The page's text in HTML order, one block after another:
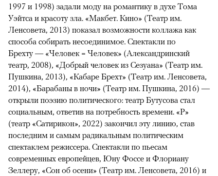
1997 и 1998) задали моду на романтику в духе Тома
Уэйтса и красоту зла. «Макбет. Кино» (Театр им.
Ленсовета, 2013) показал возможности коллажа как
способа собирать несоединимое. Спектакли по
Брехту — «Человек = Человек» (Александринский
театр, 2008), «Добрый человек из Сезуана» (Театр им.
Пушкина, 2013), «Кабаре Брехт» (Театр им. Ленсовета,
2014), «Барабаны в ночи» (Театр им. Пушкина, 2016) —
открыли поэзию политического: театр Бутусова стал
социальным, ответив на потребность времени. «Р»
(театр «Сатирикон», 2022) закончил эту линию, став
последним и самым радикальным политическим
спектаклем режиссера. Спектакли по пьесам
современных европейцев, Юну Фоссе и Флориану
Зеллеру, «Сон об осени» (Театр им. Ленсовета, 2016) и